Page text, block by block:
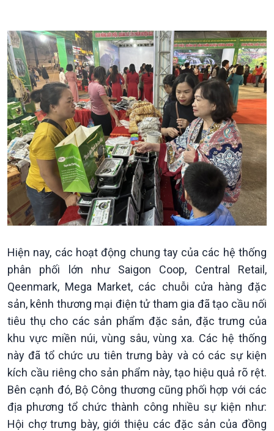
Giới thiệu
Thời sự
Thời sự 6h
Thời sự 12h
Thời sự 18h
Thời sự 21h30
Bản tin
Chuyên mục
Theo dòng Thời sự
Hiện nay, các hoạt động chung tay của các hệ thống
phân phối lớn như Saigon Coop, Central Retail,
Qeenmark, Mega Market, các chuỗi cửa hàng đặc
sản, kênh thương mại điện tử tham gia đã tạo cầu nối
tiêu thụ cho các sản phẩm đặc sản, đặc trưng của
khu vực miền núi, vùng sâu, vùng xa. Các hệ thống
này đã tổ chức ưu tiên trưng bày và có các sự kiện
kích cầu riêng cho sản phẩm này, tạo hiệu quả rõ rệt.
Bên cạnh đó, Bộ Công thương cũng phối hợp với các
địa phương tổ chức thành công nhiều sự kiện như:
Hội chợ trưng bày, giới thiệu các đặc sản của đồng